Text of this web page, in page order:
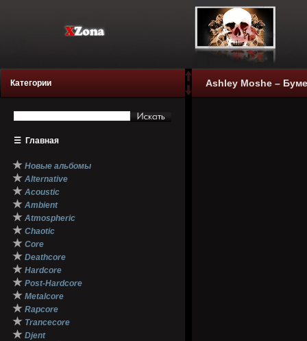
Категории
☰ Главная
★ Новые альбомы
★ Alternative
★ Acoustic
★ Ambient
★ Atmospheric
★ Chaotic
★ Core
★ Deathcore
★ Hardcore
★ Post-Hardcore
★ Metalcore
★ Rapcore
★ Trancecore
★ Djent
Ashley Moshe –